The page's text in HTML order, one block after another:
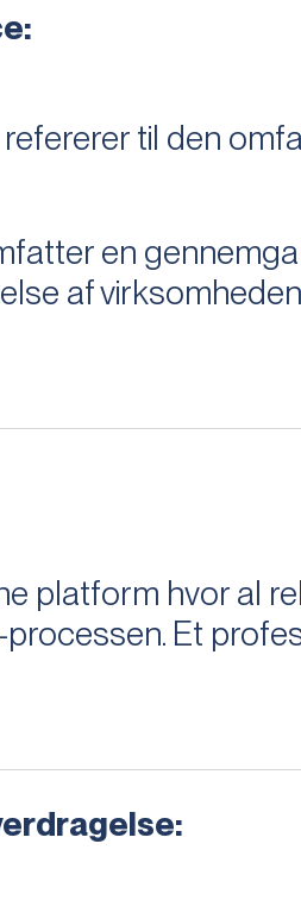
til den
en
af
platform hvor al
Et